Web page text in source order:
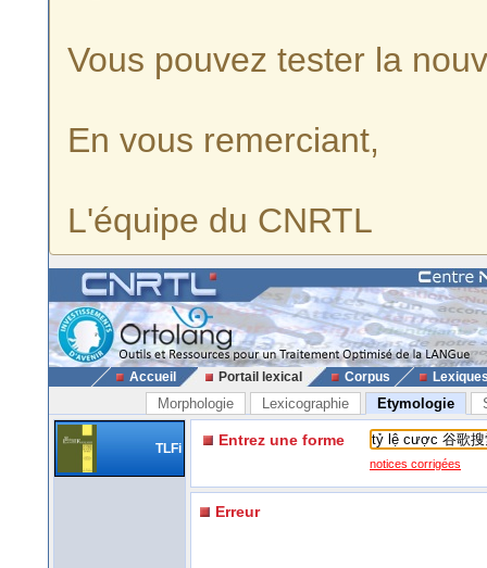
Vous pouvez tester la
En vous remerciant,
L'équipe du CNRTL
Accueil Portail lexical Corpus
Morphologie Lexicographie Etymologie
TLFi Entrez une forme
notices corrigées
Erreur